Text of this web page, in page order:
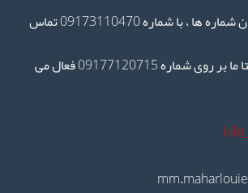
در صورت اشغال بودن شماره ها ، با شماره 09173110470 تماس
تلگرام و واتساپ و ایتا ما بر روی شماره 09177120715 فعال می